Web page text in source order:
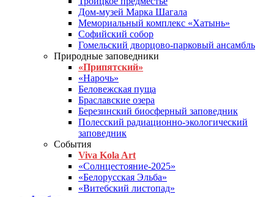
Дом-музей Марка Шагала
Мемориальный комплекс «Хатынь»
Софийский собор
Гомельский дворцово-парковый ансамбль
Природные заповедники
«Припятский»
«Нарочь»
Беловежская пуща
Браславские озера
Березинский биосферный заповедник
Полесский радиационно-экологический
заповедник
События
Viva Kola Art
«Солнцестояние-2025»
«Белорусская Эльба»
«Витебский листопад»